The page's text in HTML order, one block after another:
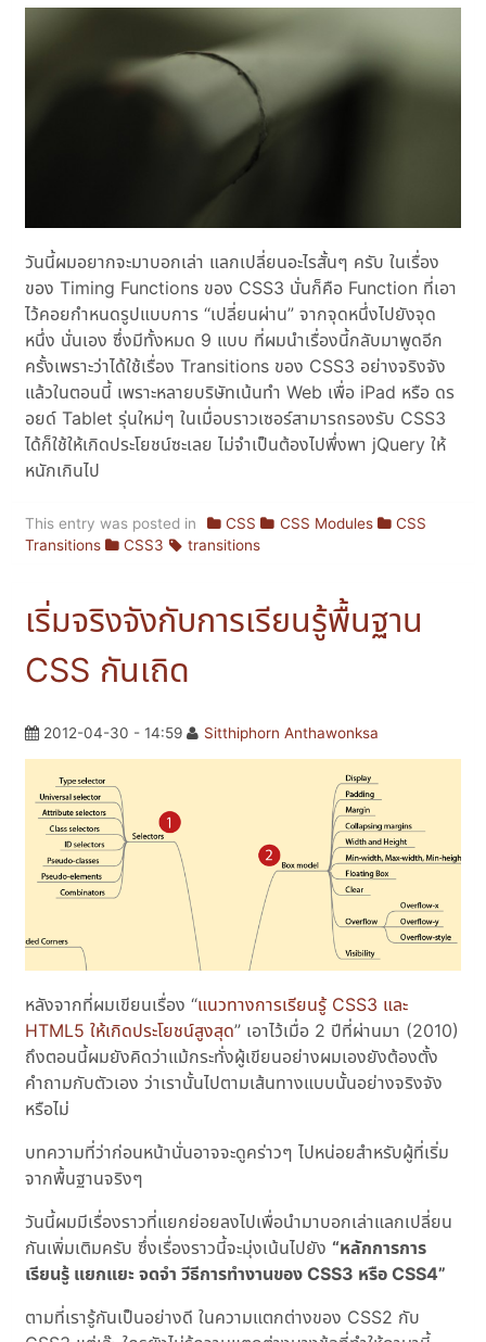
วันนี้ผมอยากจะมาบอกเล่า แลกเปลี่ยนอะไรสั้นๆ ครับ ในเรื่อง
ของ Timing Functions ของ CSS3 นั่นก็คือ Function ที่เอา
ไว้คอยกำหนดรูปแบบการ “เปลี่ยนผ่าน” จากจุดหนึ่งไปยังจุด
หนึ่ง นั่นเอง ซึ่งมีทั้งหมด 9 แบบ ที่ผมนำเรื่องนี้กลับมาพูดอีก
ครั้งเพราะว่าได้ใช้เรื่อง Transitions ของ CSS3 อย่างจริงจัง
แล้วในตอนนี้ เพราะหลายบริษัทเน้นทำ Web เพื่อ iPad หรือ ดร
อยด์ Tablet รุ่นใหม่ๆ ในเมื่อบราวเซอร์สามารถรองรับ CSS3
ได้ก็ใช้ให้เกิดประโยชน์ซะเลย ไม่จำเป็นต้องไปพึ่งพา jQuery ให้
หนักเกินไป
This entry was posted in CSS CSS Modules
CSS
Transitions
CSS3 transitions
เริ่มจริงจังกับการเรียนรู้พื้นฐาน
CSS กันเถิด
2012-04-30 - 14:59 Sitthiphorn Anthawonksa
หลังจากที่ผมเขียนเรื่อง “แนวทางการเรียนรู้ CSS3 และ
HTML5 ให้เกิดประโยชน์สูงสุด” เอาไว้เมื่อ 2 ปีที่ผ่านมา (2010)
ถึงตอนนี้ผมยังคิดว่าแม้กระทั่งผู้เขียนอย่างผมเองยังต้องตั้ง
คำถามกับตัวเอง ว่าเรานั้นไปตามเส้นทางแบบนั้นอย่างจริงจัง
หรือไม่
บทความที่ว่าก่อนหน้านั่นอาจจะดูคร่าวๆ ไปหน่อยสำหรับผู้ที่เริ่ม
จากพื้นฐานจริงๆ
วันนี้ผมมีเรื่องราวที่แยกย่อยลงไปเพื่อนำมาบอกเล่าแลกเปลี่ยน
กันเพิ่มเติมครับ ซึ่งเรื่องราวนี้จะมุ่งเน้นไปยัง “หลักการการ
เรียนรู้ แยกแยะ จดจำ วีธีการทำงานของ CSS3 หรือ CSS4”
ตามที่เรารู้กันเป็นอย่างดี ในความแตกต่างของ CSS2 กับ